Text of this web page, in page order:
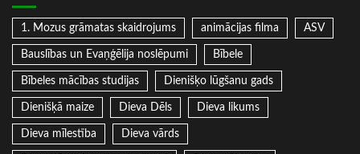
1. Mozus grāmatas skaidrojums animācijas filma ASV
Bauslības un Evaņģēlija noslēpumi Bībele
Bībeles mācības studijas Dienišķo lūgšanu gads
Dienišķā maize Dieva Dēls Dieva likums
Dieva mīlestība Dieva vārds